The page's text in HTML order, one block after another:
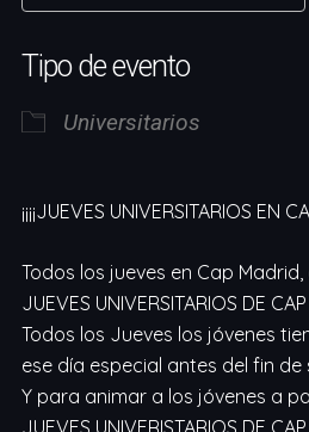
Tipo de evento
Universitarios
¡¡¡¡JUEVES UNIVERSITARIOS EN
Todos los jueves en Cap
JUEVES UNIVERSITARIOS DE
Todos los Jueves los jóvenes
ese día especial antes del fin de
Y para animar a los jóvenes a